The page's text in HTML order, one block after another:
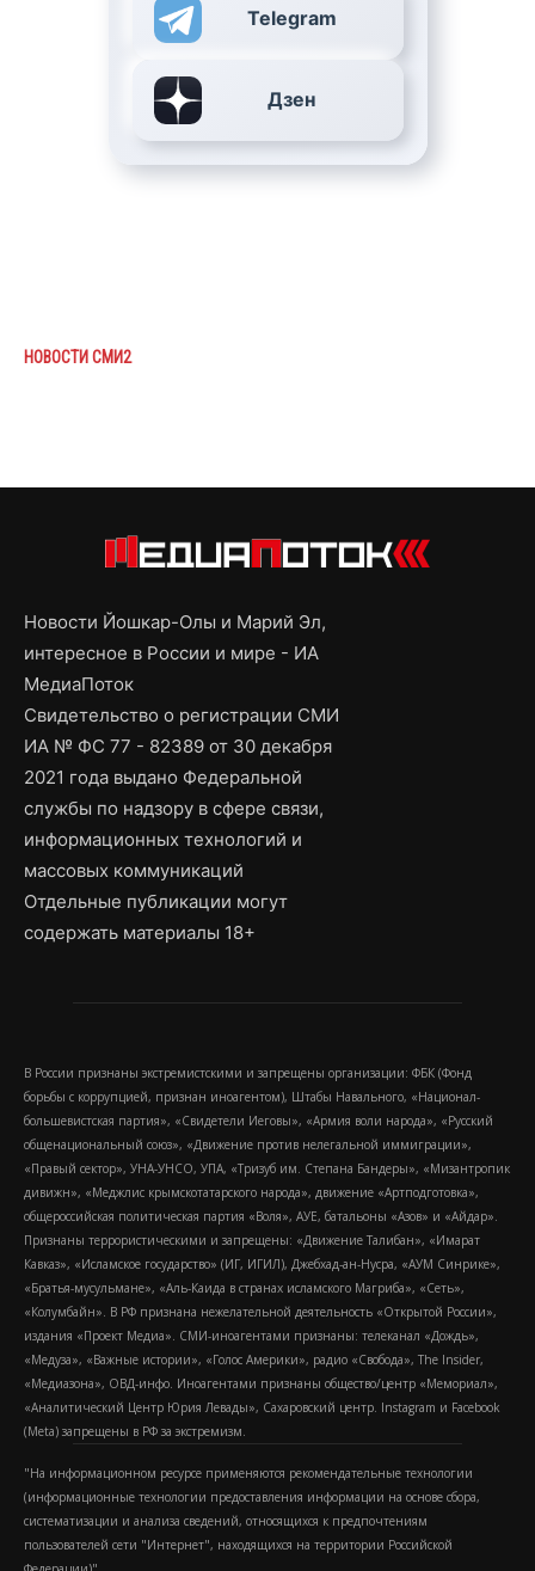
Telegram
Дзен
НОВОСТИ СМИ2
Новости Йошкар-Олы и Марий Эл,
интересное в России и мире - ИА
МедиаПоток
Свидетельство о регистрации СМИ
ИА № ФС 77 - 82389 от 30 декабря
2021 года выдано Федеральной
службы по надзору в сфере связи,
информационных технологий и
массовых коммуникаций
Отдельные публикации могут
содержать материалы 18+
В России признаны экстремистскими и запрещены организации: ФБК (Фонд
борьбы с коррупцией, признан иноагентом), Штабы Навального, «Национал-
большевистская партия», «Свидетели Иеговы», «Армия воли народа», «Русский
общенациональный союз», «Движение против нелегальной иммиграции»,
«Правый сектор», УНА-УНСО, УПА, «Тризуб им. Степана Бандеры», «Мизантропик
дивижн», «Меджлис крымскотатарского народа», движение «Артподготовка»,
общероссийская политическая партия «Воля», АУЕ, батальоны «Азов» и «Айдар».
Признаны террористическими и запрещены: «Движение Талибан», «Имарат
Кавказ», «Исламское государство» (ИГ, ИГИЛ), Джебхад-ан-Нусра, «АУМ Синрике»,
«Братья-мусульмане», «Аль-Каида в странах исламского Магриба», «Сеть»,
«Колумбайн». В РФ признана нежелательной деятельность «Открытой России»,
издания «Проект Медиа». СМИ-иноагентами признаны: телеканал «Дождь»,
«Медуза», «Важные истории», «Голос Америки», радио «Свобода», The Insider,
«Медиазона», ОВД-инфо. Иноагентами признаны общество/центр «Мемориал»,
«Аналитический Центр Юрия Левады», Сахаровский центр. Instagram и Facebook
(Metа) запрещены в РФ за экстремизм.
"На информационном ресурсе применяются рекомендательные технологии
(информационные технологии предоставления информации на основе сбора,
систематизации и анализа сведений, относящихся к предпочтениям
пользователей сети "Интернет", находящихся на территории Российской